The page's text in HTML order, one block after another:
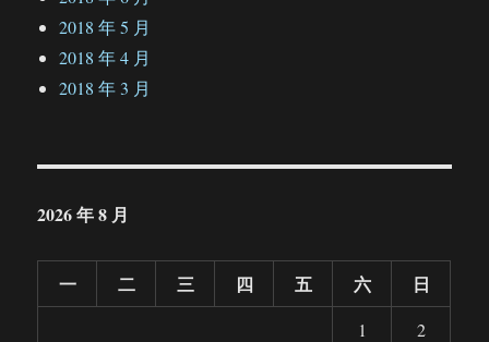
2018 年 5 月
2018 年 4 月
2018 年 3 月
2026 年 8 月
一 二 三 四 五 六 日
1
2